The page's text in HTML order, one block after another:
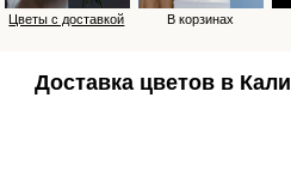
Доставка цветов в